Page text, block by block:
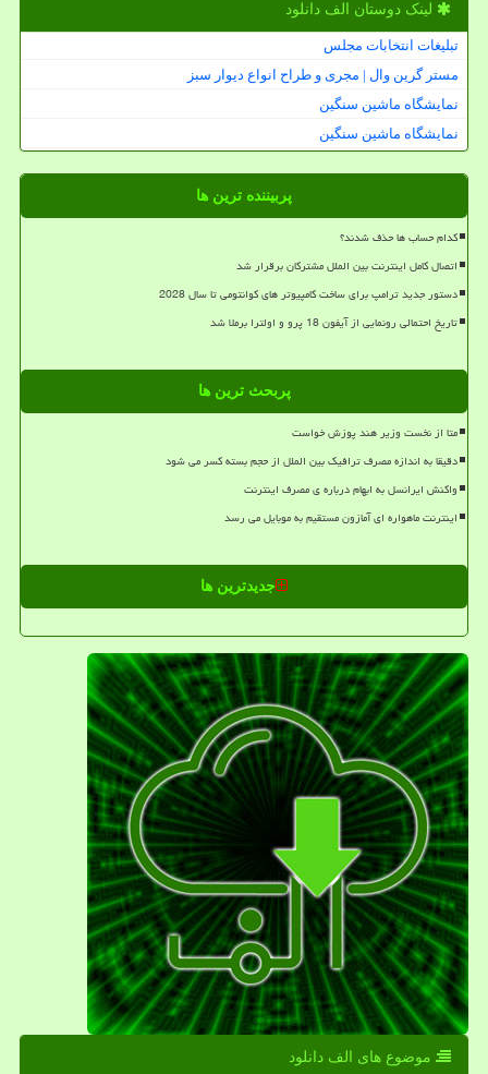
لینک دوستان الف دانلود
تبلیغات انتخابات مجلس
مستر گرین وال | مجری و طراح انواع دیوار سبز
نمایشگاه ماشین سنگین
نمایشگاه ماشین سنگین
پربیننده ترین ها
کدام حساب ها حذف شدند؟
اتصال کامل اینترنت بین الملل مشترکان برقرار شد
دستور جدید ترامپ برای ساخت کامپیوتر های کوانتومی تا سال 2028
تاریخ احتمالی رونمایی از آیفون 18 پرو و اولترا برملا شد
پربحث ترین ها
متا از نخست وزیر هند پوزش خواست
دقیقا به اندازه مصرف ترافیک بین الملل از حجم بسته کسر می شود
واکنش ایرانسل به ابهام درباره ی مصرف اینترنت
اینترنت ماهواره ای آمازون مستقیم به موبایل می رسد
جدیدترین ها
موضوع های الف دانلود